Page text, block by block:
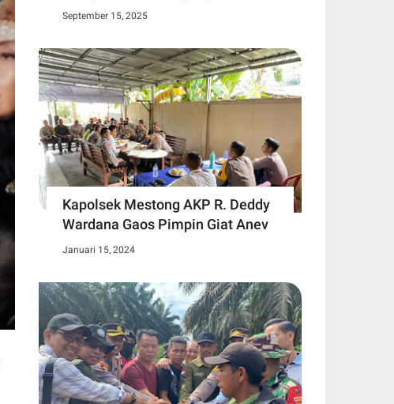
September 15, 2025
Kapolsek Mestong AKP R. Deddy
Wardana Gaos Pimpin Giat Anev
Januari 15, 2024